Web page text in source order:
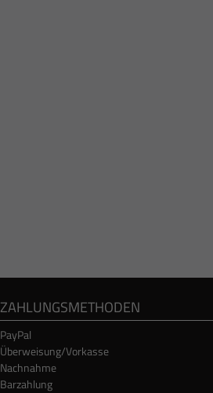
ZAHLUNGSMETHODEN
PayPal
Überweisung/Vorkasse
Nachnahme
Barzahlung